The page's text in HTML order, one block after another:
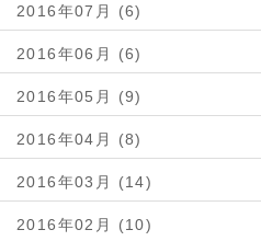
2016年07月 (6)
2016年06月 (6)
2016年05月 (9)
2016年04月 (8)
2016年03月 (14)
2016年02月 (10)